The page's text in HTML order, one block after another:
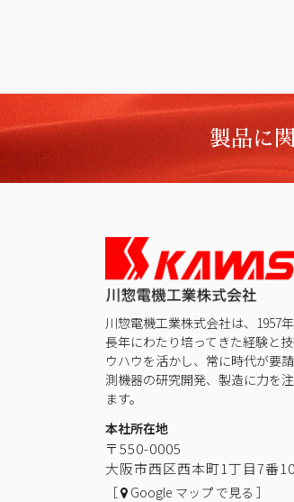
製品に
川惣電機工業株式会社は、1957年
長年にわたり培ってきた経験と
ウハウを活かし、常に時代が要
測機器の研究開発、製造に力を
ます。
本社所在地
〒550-0005
大阪市西区西本町1丁目7番
［ Google マップ で見る ］